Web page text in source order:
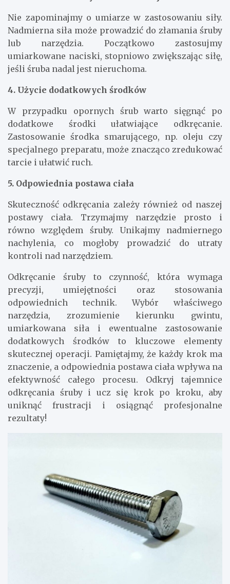
Nie zapominajmy o umiarze w zastosowaniu siły.
Nadmierna siła może prowadzić do złamania śruby
lub narzędzia. Początkowo zastosujmy
umiarkowane naciski, stopniowo zwiększając siłę,
jeśli śruba nadal jest nieruchoma.
4. Użycie dodatkowych środków
W przypadku opornych śrub warto sięgnąć po
dodatkowe środki ułatwiające odkręcanie.
Zastosowanie środka smarującego, np. oleju czy
specjalnego preparatu, może znacząco zredukować
tarcie i ułatwić ruch.
5. Odpowiednia postawa ciała
Skuteczność odkręcania zależy również od naszej
postawy ciała. Trzymajmy narzędzie prosto i
równo względem śruby. Unikajmy nadmiernego
nachylenia, co mogłoby prowadzić do utraty
kontroli nad narzędziem.
Odkręcanie śruby to czynność, która wymaga
precyzji, umiejętności oraz stosowania
odpowiednich technik. Wybór właściwego
narzędzia, zrozumienie kierunku gwintu,
umiarkowana siła i ewentualne zastosowanie
dodatkowych środków to kluczowe elementy
skutecznej operacji. Pamiętajmy, że każdy krok ma
znaczenie, a odpowiednia postawa ciała wpływa na
efektywność całego procesu. Odkryj tajemnice
odkręcania śruby i ucz się krok po kroku, aby
uniknąć frustracji i osiągnąć profesjonalne
rezultaty!